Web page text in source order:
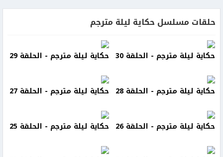
حلقات مسلسل حكاية ليلة مترجم
حكاية ليلة مترجم - الحلقة 30 حكاية ليلة مترجم - الحلقة 29
حكاية ليلة مترجم - الحلقة 28 حكاية ليلة مترجم - الحلقة 27
حكاية ليلة مترجم - الحلقة 26 حكاية ليلة مترجم - الحلقة 25